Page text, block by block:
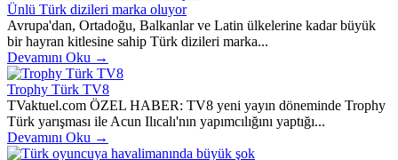
Ünlü Türk dizileri marka oluyor
Avrupa'dan, Ortadoğu, Balkanlar ve Latin ülkelerine kadar büyük
bir hayran kitlesine sahip Türk dizileri marka...
Devamını Oku →
Trophy Türk TV8
TVaktuel.com ÖZEL HABER: TV8 yeni yayın döneminde Trophy
Türk yarışması ile Acun Ilıcalı'nın yapımcılığını yaptığı...
Devamını Oku →